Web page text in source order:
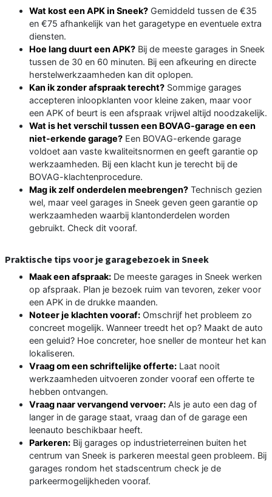
Wat kost een APK in Sneek? Gemiddeld tussen de €35
en €75 afhankelijk van het garagetype en eventuele extra
diensten.
Hoe lang duurt een APK? Bij de meeste garages in Sneek
tussen de 30 en 60 minuten. Bij een afkeuring en directe
herstelwerkzaamheden kan dit oplopen.
Kan ik zonder afspraak terecht? Sommige garages
accepteren inloopklanten voor kleine zaken, maar voor
een APK of beurt is een afspraak vrijwel altijd noodzakelijk.
Wat is het verschil tussen een BOVAG-garage en een
niet-erkende garage? Een BOVAG-erkende garage
voldoet aan vaste kwaliteitsnormen en geeft garantie op
werkzaamheden. Bij een klacht kun je terecht bij de
BOVAG-klachtenprocedure.
Mag ik zelf onderdelen meebrengen? Technisch gezien
wel, maar veel garages in Sneek geven geen garantie op
werkzaamheden waarbij klantonderdelen worden
gebruikt. Check dit vooraf.
Praktische tips voor je garagebezoek in Sneek
Maak een afspraak: De meeste garages in Sneek werken
op afspraak. Plan je bezoek ruim van tevoren, zeker voor
een APK in de drukke maanden.
Noteer je klachten vooraf: Omschrijf het probleem zo
concreet mogelijk. Wanneer treedt het op? Maakt de auto
een geluid? Hoe concreter, hoe sneller de monteur het kan
lokaliseren.
Vraag om een schriftelijke offerte: Laat nooit
werkzaamheden uitvoeren zonder vooraf een offerte te
hebben ontvangen.
Vraag naar vervangend vervoer: Als je auto een dag of
langer in de garage staat, vraag dan of de garage een
leenauto beschikbaar heeft.
Parkeren: Bij garages op industrieterreinen buiten het
centrum van Sneek is parkeren meestal geen probleem. Bij
garages rondom het stadscentrum check je de
parkeermogelijkheden vooraf.